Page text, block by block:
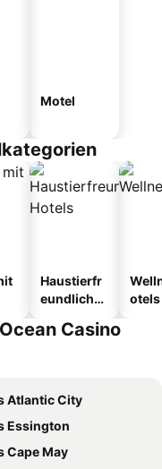
Motel
Haustierfr
eundliche
otels
Casino
Atlantic City
Essington
Cape May